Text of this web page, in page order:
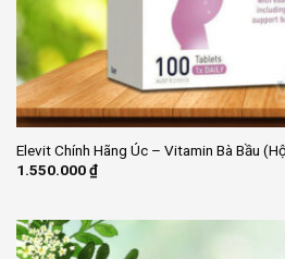
Elevit Chính Hãng Úc – Vitamin Bà Bầu
1.550.000₫